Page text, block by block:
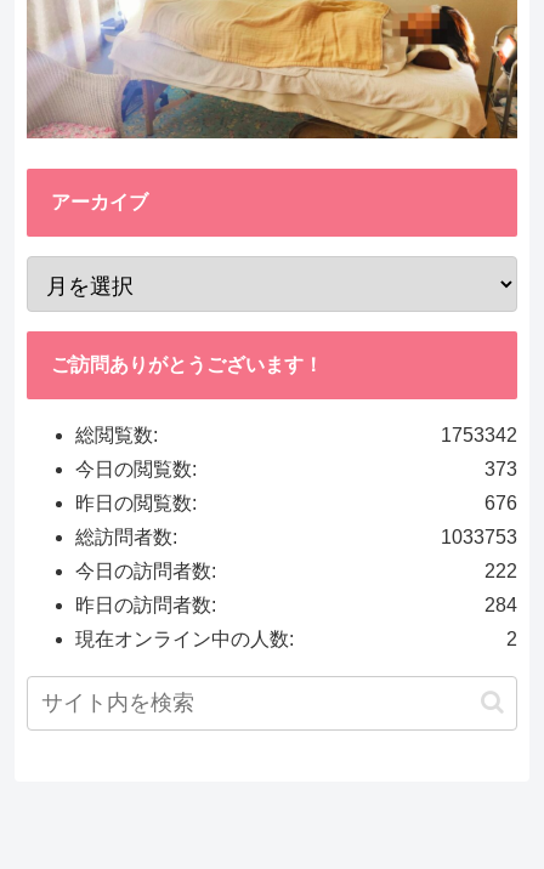
アーカイブ
ご訪問ありがとうございます！
1753342
総閲覧数:
373
今日の閲覧数:
676
昨日の閲覧数:
1033753
総訪問者数:
222
今日の訪問者数:
284
昨日の訪問者数:
2
現在オンライン中の人数: